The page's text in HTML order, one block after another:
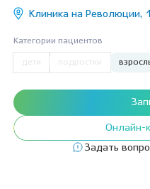
Клиника на Революции,
Категории пациентов
дети подростки
Онлайн-
Задать